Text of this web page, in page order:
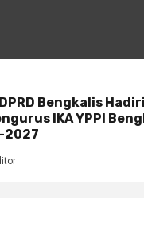
Bengkalis Hadiri
IKA YPPI